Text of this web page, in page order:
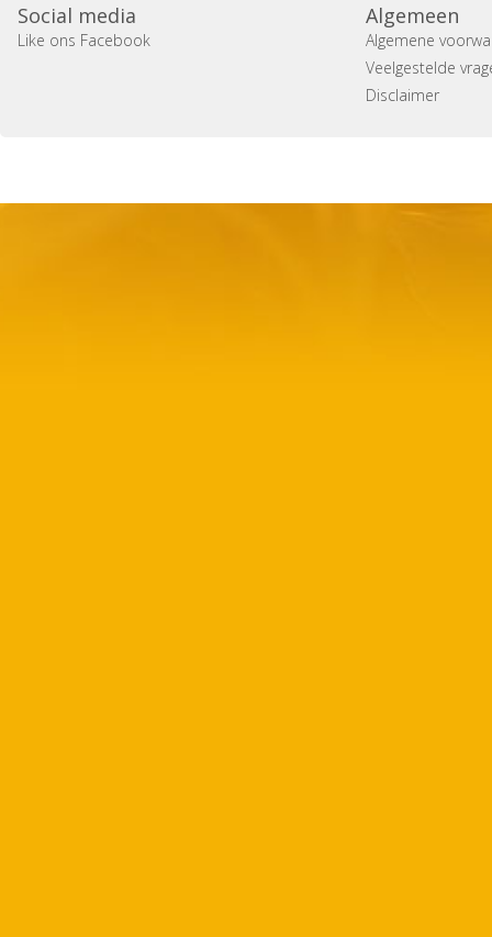
Social media
Like ons Facebook
Algemeen
Algemene
Veelgestelde
Disclaimer